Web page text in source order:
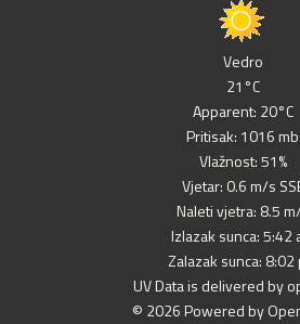
Vedro
21°C
Apparent: 20°C
Pritisak: 1016 mb
Vlažnost: 51%
Vjetar: 0.6 m/s
Naleti vjetra: 8.5
Izlazak sunca: 5:42
Zalazak sunca: 8:02
UV Data is delivered by
© 2026 Powered by